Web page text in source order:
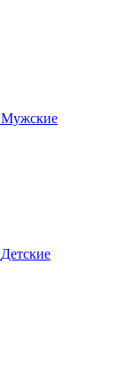
Мужские
Детские